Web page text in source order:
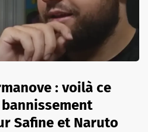
: voilà ce
Safine et Naruto